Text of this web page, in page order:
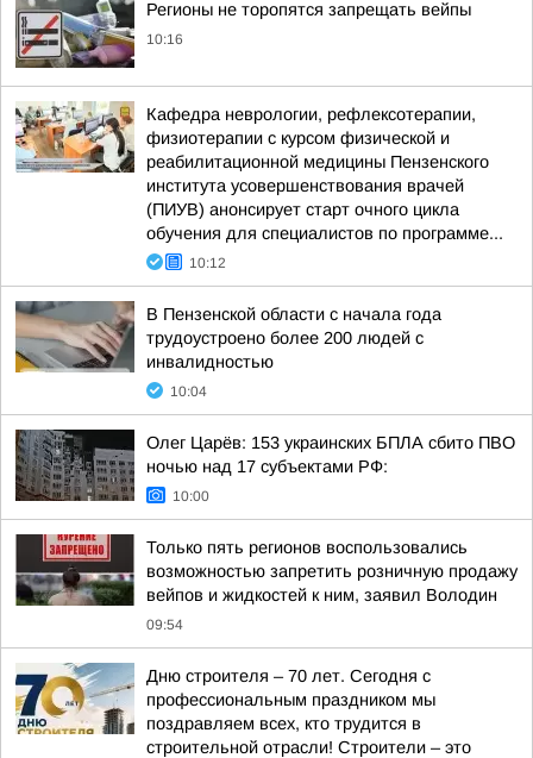
Регионы не торопятся запрещать вейпы
10:16
Кафедра неврологии, рефлексотерапии,
физиотерапии с курсом физической и
реабилитационной медицины Пензенского
института усовершенствования врачей
(ПИУВ) анонсирует старт очного цикла
обучения для специалистов по программе...
10:12
В Пензенской области с начала года
трудоустроено более 200 людей с
инвалидностью
10:04
Олег Царёв: 153 украинских БПЛА сбито ПВО
ночью над 17 субъектами РФ:
10:00
Только пять регионов воспользовались
возможностью запретить розничную продажу
вейпов и жидкостей к ним, заявил Володин
09:54
Дню строителя – 70 лет. Сегодня с
профессиональным праздником мы
поздравляем всех, кто трудится в
строительной отрасли! Строители – это